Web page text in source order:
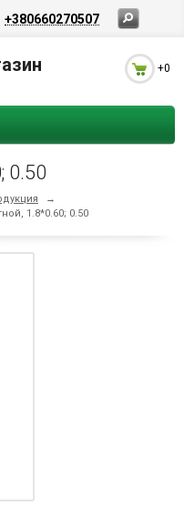
+380660270507
+0
0.50
→
1.8*0.60; 0.50